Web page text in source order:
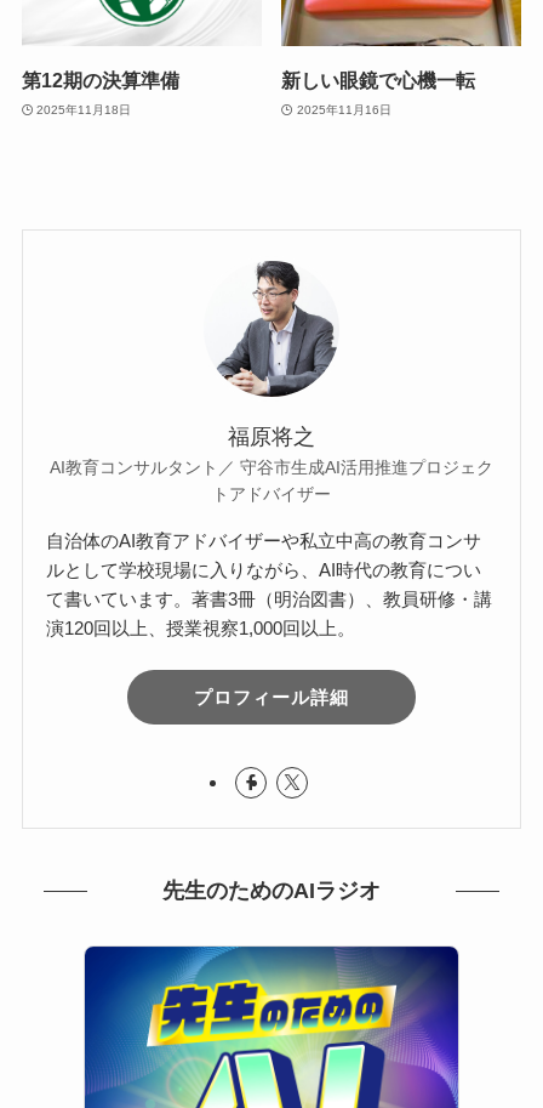
第12期の決算準備
2025年11月18日
新しい眼鏡で心機一転
2025年11月16日
福原将之
AI教育コンサルタント／ 守谷市生成AI活用推進プロジェク
トアドバイザー
自治体のAI教育アドバイザーや私立中高の教育コンサ
ルとして学校現場に入りながら、AI時代の教育につい
て書いています。著書3冊（明治図書）、教員研修・講
演120回以上、授業視察1,000回以上。
プロフィール詳細
先生のためのAIラジオ